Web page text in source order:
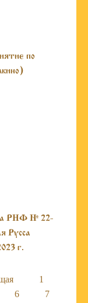
по
РНФ № 22-
Русса
г.
1
6
7